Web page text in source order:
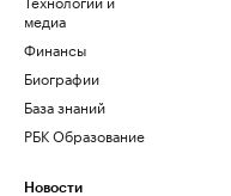
медиа
Финансы
Биографии
База знаний
РБК Образование
Новости